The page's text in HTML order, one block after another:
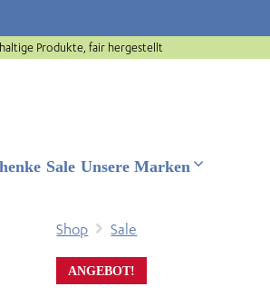
Produkte, fair hergestellt
Sale Unsere Marken
Shop Sale
ANGEBOT!